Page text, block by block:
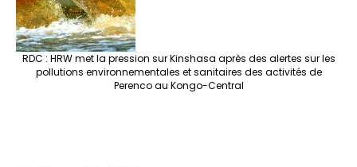
RDC : HRW met la pression sur Kinshasa après des alertes sur les
pollutions environnementales et sanitaires des activités de
Perenco au Kongo-Central